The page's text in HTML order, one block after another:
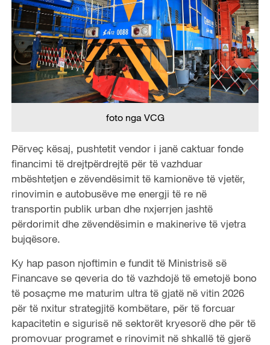
foto nga VCG
Përveç kësaj, pushtetit vendor i janë caktuar fonde
financimi të drejtpërdrejtë për të vazhduar
mbështetjen e zëvendësimit të kamionëve të vjetër,
rinovimin e autobusëve me energji të re në
transportin publik urban dhe nxjerrjen jashtë
përdorimit dhe zëvendësimin e makinerive të vjetra
bujqësore.
Ky hap pason njoftimin e fundit të Ministrisë së
Financave se qeveria do të vazhdojë të emetojë bono
të posaçme me maturim ultra të gjatë në vitin 2026
për të nxitur strategjitë kombëtare, për të forcuar
kapacitetin e sigurisë në sektorët kryesorë dhe për të
promovuar programet e rinovimit në shkallë të gjerë